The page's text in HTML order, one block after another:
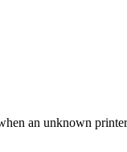
an unknown